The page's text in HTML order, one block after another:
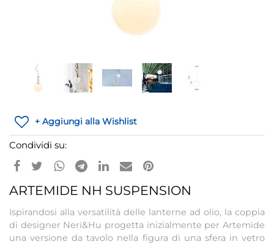
+ Aggiungi alla Wishlist
Condividi su:
ARTEMIDE NH SUSPENSION
Ispirandosi alla versatilità delle lanterne ad olio, la coppia
di designer Neri&Hu progetta inizialmente per Artemide
una versione da tavolo nella figura di una sfera in vetro